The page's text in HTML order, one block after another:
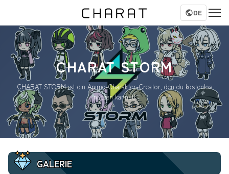
DE
CHARAT STORM
CHARAT STORM ist ein Anime-Charakter-Creator, den du kostenlos
nutzen kannst!
GALERIE